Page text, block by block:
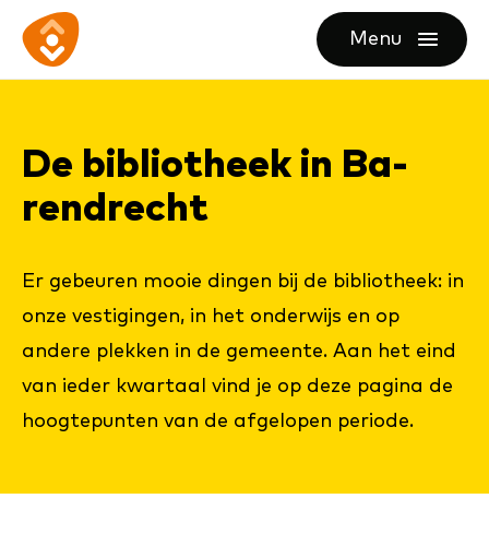
direct
content
direct
footer
Ga
naar
Menu
openen
De bi­bli­o­theek in Ba­
rend­recht
Er gebeuren mooie dingen bij de bibliotheek: in
onze vestigingen, in het onderwijs en op
andere plekken in de gemeente. Aan het eind
van ieder kwartaal vind je op deze pagina de
hoogtepunten van de afgelopen periode.